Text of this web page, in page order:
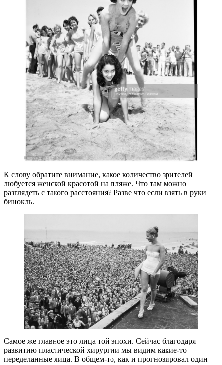
К слову обратите внимание, какое количество зрителей
любуется женской красотой на пляже. Что там можно
разглядеть с такого расстояния? Разве что если взять в руки
бинокль.
Самое же главное это лица той эпохи. Сейчас благодаря
развитию пластической хирургии мы видим какие-то
переделанные лица. В общем-то, как и прогнозировал один